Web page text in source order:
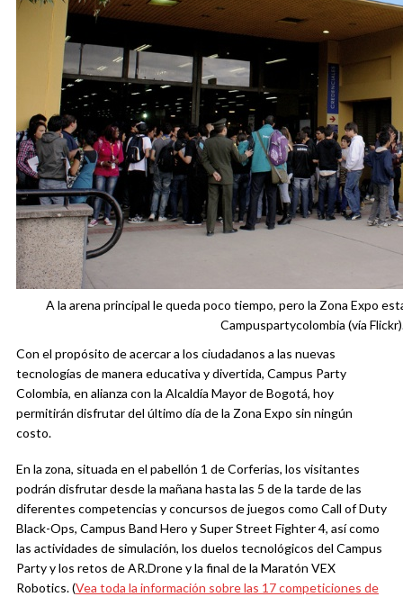
A la arena principal le queda poco tiempo, pero la Zona Expo
Campuspartycolombia (vía
Con el propósito de acercar a los ciudadanos a las nuevas
tecnologías de manera educativa y divertida, Campus Party
Colombia, en alianza con la Alcaldía Mayor de Bogotá, hoy
permitirán disfrutar del último día de la Zona Expo sin ningún
costo.
En la zona, situada en el pabellón 1 de Corferias, los visitantes
podrán disfrutar desde la mañana hasta las 5 de la tarde de las
diferentes competencias y concursos de juegos como Call of Duty
Black-Ops, Campus Band Hero y Super Street Fighter 4, así como
las actividades de simulación, los duelos tecnológicos del Campus
Party y los retos de AR.Drone y la final de la Maratón VEX
Robotics. (Vea toda la información sobre las 17 competiciones de